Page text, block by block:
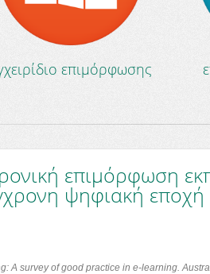
επιμόρφωσης
επιμόρφωση
ψηφιακή εποχή
A survey of good practice in e-learning.